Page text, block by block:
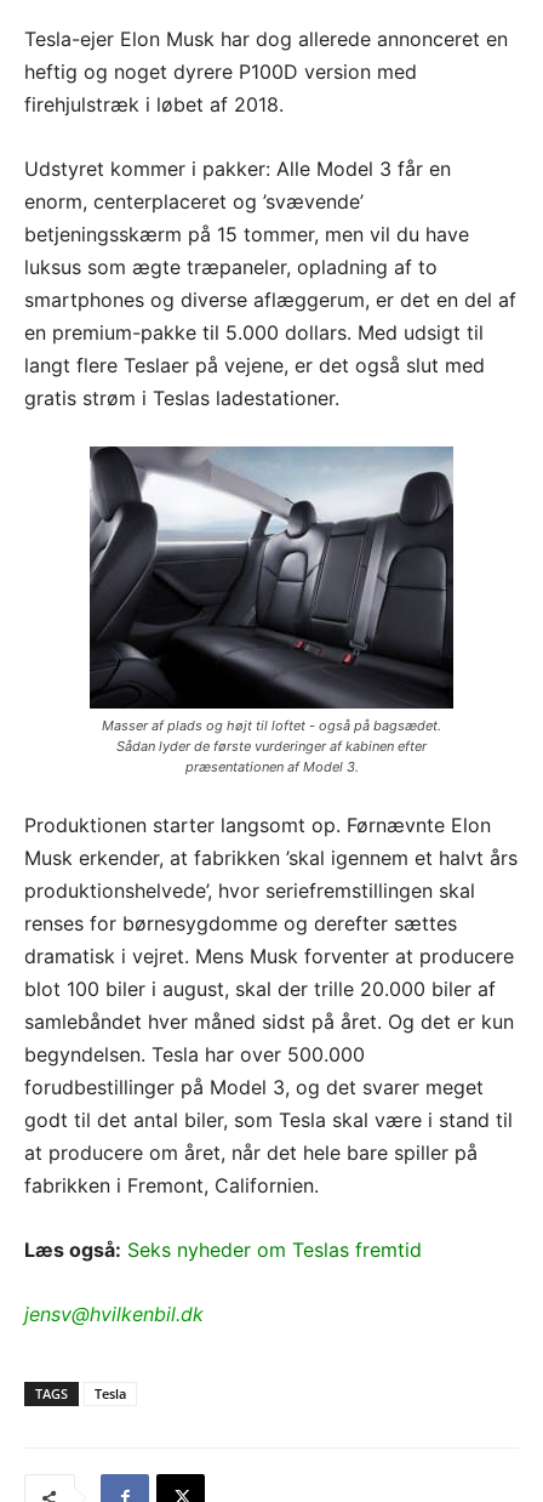
Tesla-ejer Elon Musk har dog allerede annonceret en
heftig og noget dyrere P100D version med
firehjulstræk i løbet af 2018.
Udstyret kommer i pakker: Alle Model 3 får en
enorm, centerplaceret og ’svævende’
betjeningsskærm på 15 tommer, men vil du have
luksus som ægte træpaneler, opladning af to
smartphones og diverse aflæggerum, er det en del af
en premium-pakke til 5.000 dollars. Med udsigt til
langt flere Teslaer på vejene, er det også slut med
gratis strøm i Teslas ladestationer.
Masser af plads og højt til loftet - også på bagsædet.
Sådan lyder de første vurderinger af kabinen efter
præsentationen af Model 3.
Produktionen starter langsomt op. Førnævnte Elon
Musk erkender, at fabrikken ’skal igennem et halvt års
produktionshelvede’, hvor seriefremstillingen skal
renses for børnesygdomme og derefter sættes
dramatisk i vejret. Mens Musk forventer at producere
blot 100 biler i august, skal der trille 20.000 biler af
samlebåndet hver måned sidst på året. Og det er kun
begyndelsen. Tesla har over 500.000
forudbestillinger på Model 3, og det svarer meget
godt til det antal biler, som Tesla skal være i stand til
at producere om året, når det hele bare spiller på
fabrikken i Fremont, Californien.
Læs også: Seks nyheder om Teslas fremtid
jensv@hvilkenbil.dk
TAGS Tesla